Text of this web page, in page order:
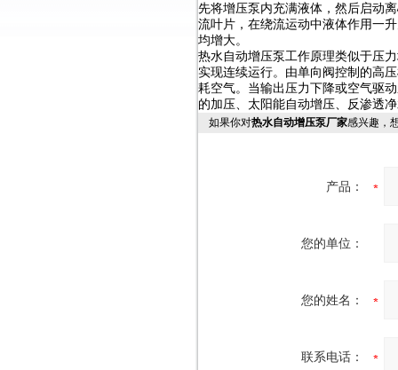
先将增压泵内充满液体，然后启动
流叶片，在绕流运动中液体作用一
均增大。
热水自动增压泵工作原理类似于压
实现连续运行。由单向阀控制的高
耗空气。当输出压力下降或空气驱
的加压、太阳能自动增压、反渗透
如果你对热水自动增压泵厂家感兴趣，
产品：
您的单位：
您的姓名：
联系电话：